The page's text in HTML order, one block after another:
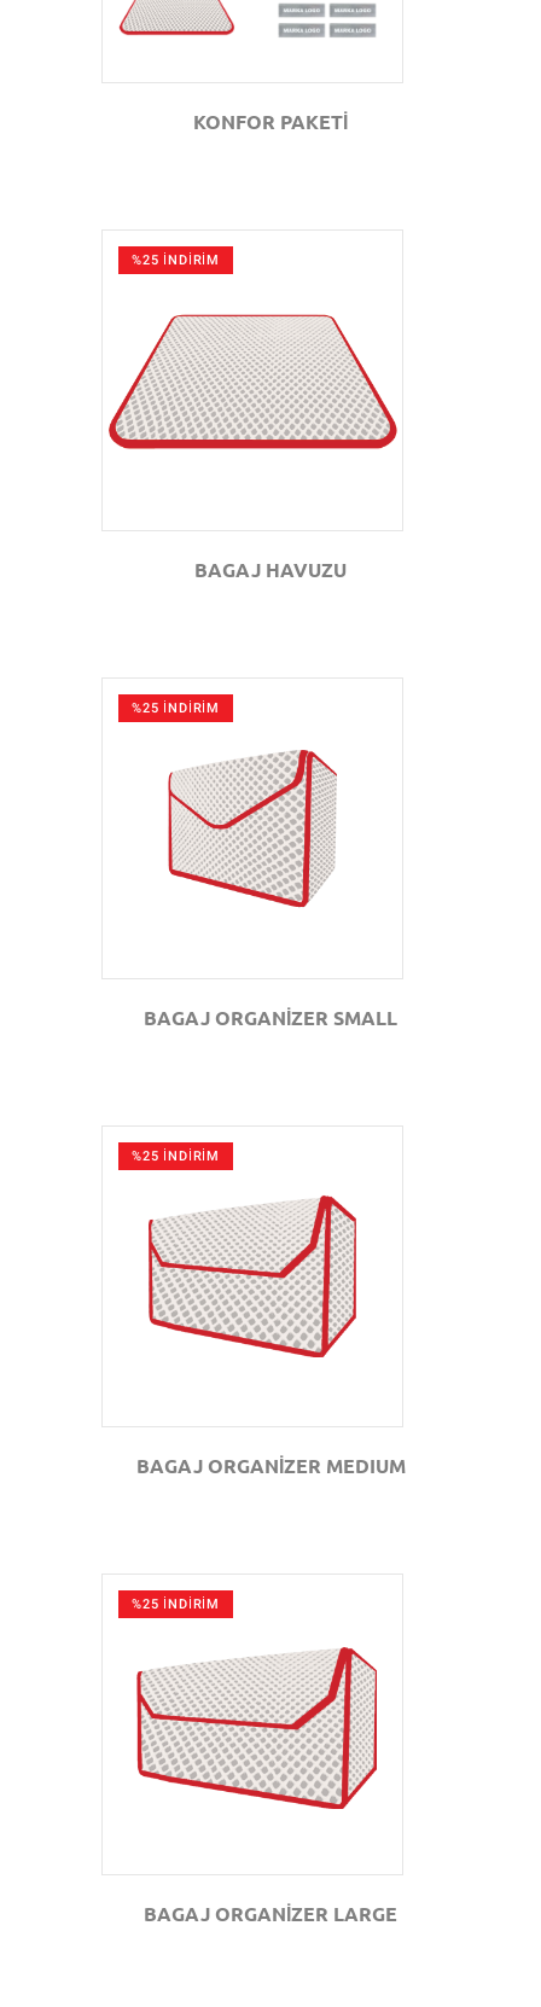
KONFOR PAKETİ
%25 İNDİRİM
GÖZAT
BAGAJ HAVUZU
%25 İNDİRİM
GÖZAT
BAGAJ ORGANİZER SMALL
%25 İNDİRİM
GÖZAT
BAGAJ ORGANİZER MEDIUM
%25 İNDİRİM
GÖZAT
BAGAJ ORGANİZER LARGE